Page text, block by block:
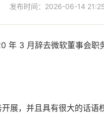
发布时间：2026-06-14
年 3 月辞去微软董事会职
展，并且具有很大的话语权